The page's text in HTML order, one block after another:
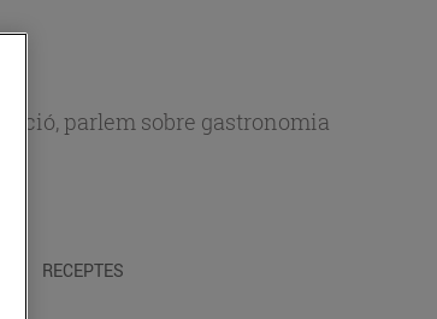
parlem sobre gastronomia
RECEPTES